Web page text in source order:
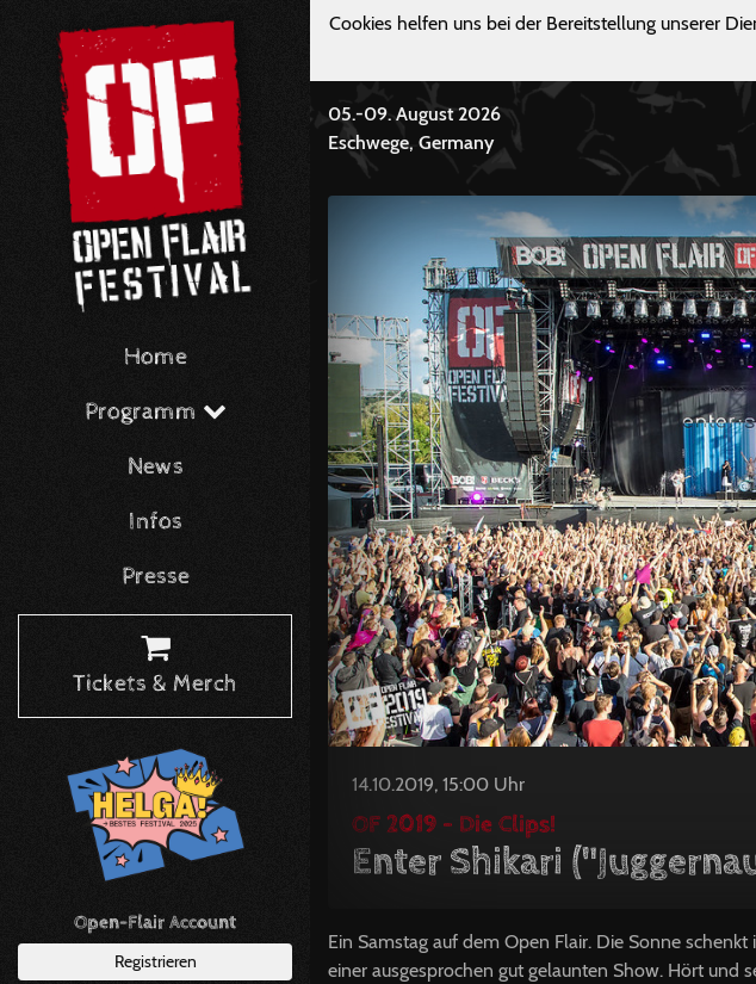
Home
Programm
News
Infos
Presse
Tickets & Merch
Open-Flair Account
Registrieren
Cookies helfen uns bei der Bereitstellung unserer
05.-09. August 2026
Eschwege, Germany
14.10.2019, 15:00 Uhr
OF 2019 - Die Clips!
Enter Shikari
Ein Samstag auf dem Open Flair. Die Sonne
einer ausgesprochen gut gelaunten Show. Hört und